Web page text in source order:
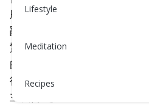
Lifestyle
Meditation
Recipes
麼，我為什麼要在乎？”我明
亂，冥想似乎遙不可及。但
驚人的。自從我一周前開始
的錨，舒緩壓力、提高清晰
很高興能與你分享這些經歷
主要好處。